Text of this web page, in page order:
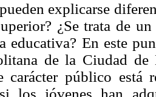
explicarse
¿Se trata de
educativa? En este
de la Ciudad
carácter público está